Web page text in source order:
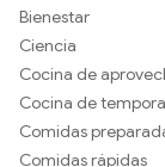
Bienestar
Ciencia
Cocina de
Cocina de
Comidas
Comidas rápidas